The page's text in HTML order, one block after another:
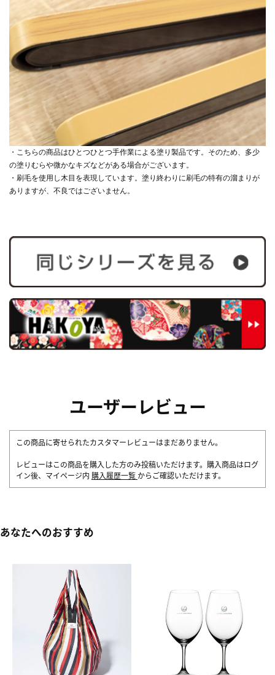
・こちらの商品はひとつひとつ手作業による塗り製品です。そのため、多少
の塗りむらや微かなキズなどがある場合がございます。
・刷毛を使用し木目を表現しています。塗り終わりに刷毛の特有の溜まりが
ありますが、不良ではございません。
ユーザーレビュー
この商品に寄せられたカスタマーレビューはまだありません。
レビューはこの商品を購入した方のみ投稿いただけます。購入商品はログ
イン後、マイページ内 購入履歴一覧 からご確認いただけます。
あなたへのおすすめ